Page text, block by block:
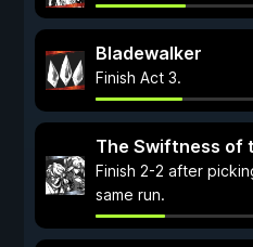
Bladewalker
Finish Act 3.
The Swiftness of
Finish 2-2 after
same run.